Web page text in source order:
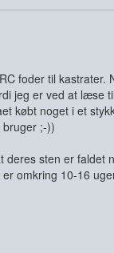
foder til kastrater.
jeg er ved at læse
købt noget i et
;-))
deres sten er faldet
omkring 10-16